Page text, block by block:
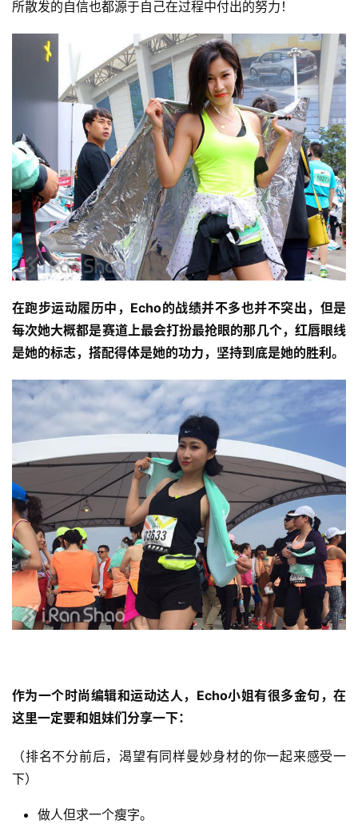
所散发的自信也都源于自己在过程中付出的努力！
在跑步运动履历中，Echo的战绩并不多也并不突出，但是
每次她大概都是赛道上最会打扮最抢眼的那几个，红唇眼线
是她的标志，搭配得体是她的功力，坚持到底是她的胜利。
作为一个时尚编辑和运动达人，Echo小姐有很多金句，在
这里一定要和姐妹们分享一下：
（排名不分前后，渴望有同样曼妙身材的你一起来感受一
下）
做人但求一个瘦字。